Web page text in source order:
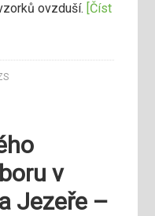
ovzduší. [Číst
v
Jezeře –